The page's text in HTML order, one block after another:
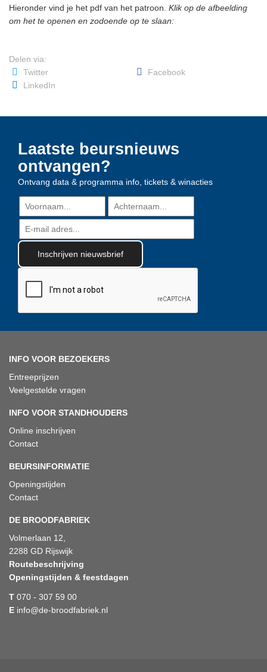
Hieronder vind je het pdf van het patroon. Klik op de afbeelding
om het te openen en zodoende op te slaan:
Delen via:
Twitter
Facebook
LinkedIn
Laatste beursnieuws
ontvangen?
Ontvang data & programma info, tickets & winacties
INFO VOOR BEZOEKERS
Entreeprijzen
Veelgestelde vragen
INFO VOOR STANDHOUDERS
Online inschrijven
Contact
BEURSINFORMATIE
Openingstijden
Contact
DE BROODFABRIEK
Volmerlaan 12,
2288 GD Rijswijk
Routebeschrijving
Openingstijden & feestdagen
T 070 - 307 59 00
E info@de-broodfabriek.nl